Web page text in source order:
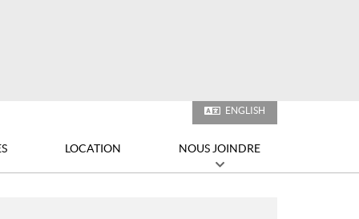
ENGLISH
LOCATION NOUS JOINDRE